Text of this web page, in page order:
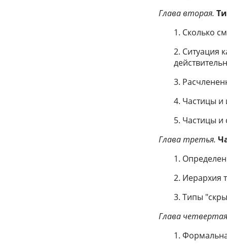
Глава вторая.
1. Сколько
2. Ситуация
3.
4. Частицы и
5. Частицы и
Глава третья.
1.
2. Иерархия
3. Типы
Глава
1.